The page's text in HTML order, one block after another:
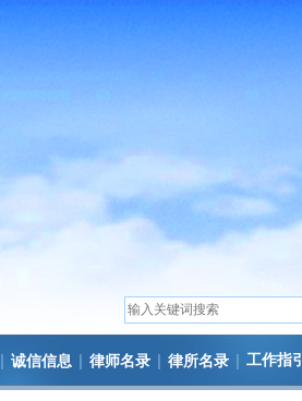
| 诚信信息 | 律师名录 | 律所名录 | 工作指引